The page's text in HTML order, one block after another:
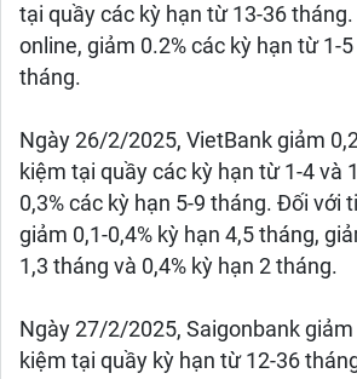
tại quầy các kỳ hạn từ 13-36
online, giảm 0.2% các kỳ hạn từ 1-
tháng.
Ngày 26/2/2025, VietBank giảm
kiệm tại quầy các kỳ hạn từ 1-4 và
0,3% các kỳ hạn 5-9 tháng. Đối với
giảm 0,1-0,4% kỳ hạn 4,5 tháng,
1,3 tháng và 0,4% kỳ hạn 2 tháng.
Ngày 27/2/2025, Saigonbank
kiệm tại quầy kỳ hạn từ 12-36